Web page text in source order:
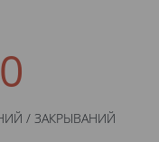
/ ЗАКРЫВАНИЙ